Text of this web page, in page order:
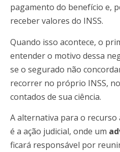
pagamento do benefício e,
receber valores do INSS.
Quando isso acontece, o
entender o motivo dessa
se o segurado não
recorrer no próprio INSS,
contados de sua ciência.
A alternativa para o recurso
é a ação judicial, onde um
ficará responsável por